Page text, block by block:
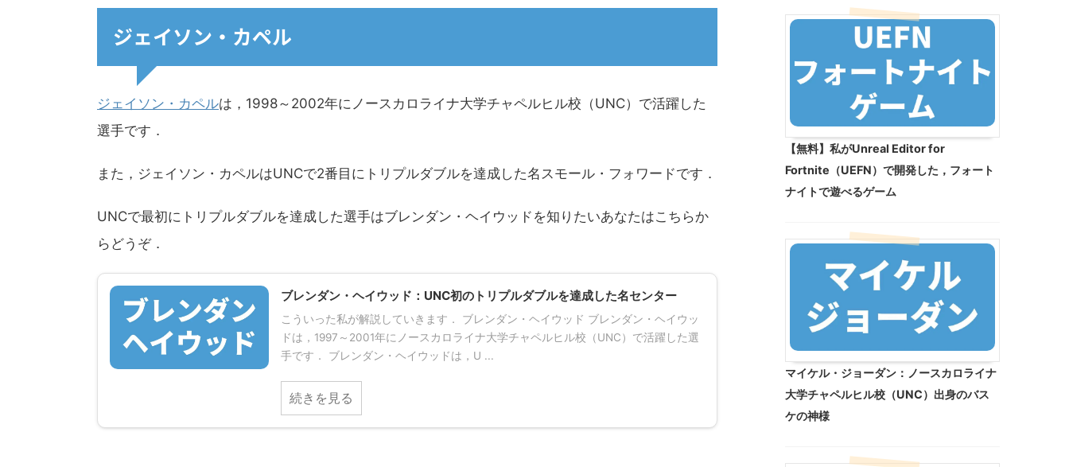
ジェイソン・カペル
ジェイソン・カペルは，1998～2002年にノースカロライナ大学チャペルヒル校（UNC）で活躍した
選手です．
また，ジェイソン・カペルはUNCで2番目にトリプルダブルを達成した名スモール・フォワードです．
UNCで最初にトリプルダブルを達成した選手はブレンダン・ヘイウッドを知りたいあなたはこちらか
らどうぞ．
ブレンダン・ヘイウッド：UNC初のトリプルダブルを達成した名センター
こういった私が解説していきます． ブレンダン・ヘイウッド ブレンダン・ヘイウッ
ドは，1997～2001年にノースカロライナ大学チャペルヒル校（UNC）で活躍した選
手です． ブレンダン・ヘイウッドは，U ...
続きを見る
【無料】私がUnreal Editor for
Fortnite（UEFN）で開発した，フォート
ナイトで遊べるゲーム
マイケル・ジョーダン：ノースカロライナ
大学チャペルヒル校（UNC）出身のバス
ケの神様